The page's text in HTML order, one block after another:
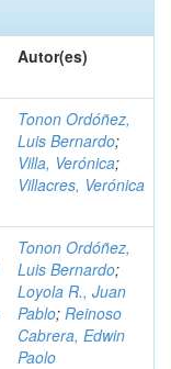
Autor(es)
Tonon Ordóñez,
Luis Bernardo;
Villa, Verónica;
Villacres, Verónica
Tonon Ordóñez,
Luis Bernardo;
Loyola R., Juan
Pablo; Reinoso
Cabrera, Edwin
Paolo